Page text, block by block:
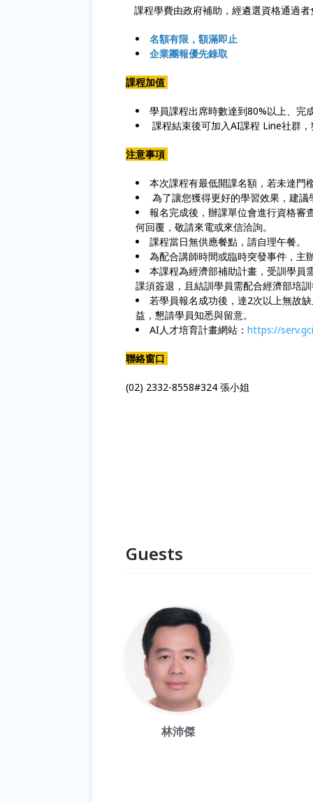
課程學費由政府補助，經遴選資格通過者
名額有限，額滿即止
企業團報優先錄取
課程加值
學員課程出席時數達到80%以上、完
課程結束後可加入AI課程 Line社群
注意事項
本次課程有最低開課名額，若未達門
為了讓您獲得更好的學習效果，建
報名完成後，辦課單位會進行資格審
何回覆，敬請來電或來信洽詢。
課程當日無供應餐點，請自理午餐。
為配合講師時間或臨時突發事件，主
本課程為經濟部補助計畫，受訓學員
課須簽退，且結訓學員需配合經濟部培
若學員報名成功後，達2次以上無故
益，懇請學員知悉與留意。
AI人才培育計畫網站： https://
聯絡窗口
(02) 2332-8558#324 張小姐
Guests
林沛傑